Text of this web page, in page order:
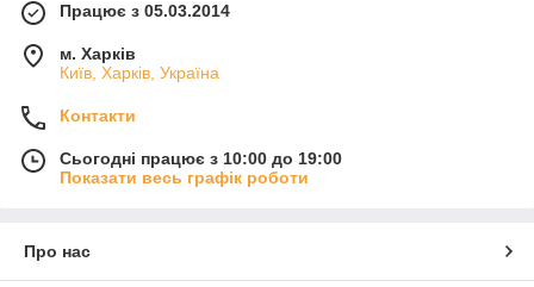
Працює з 05.03.2014
м. Харків
Київ, Харків, Україна
Контакти
Сьогодні працює з 10:00 до 19:00
Показати весь графік роботи
Про нас